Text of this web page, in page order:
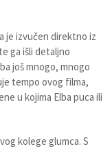
je izvučen direktno iz
ga išli detaljno
još mnogo, mnogo
tempo ovog filma,
u kojima Elba puca ili
kolege glumca. S